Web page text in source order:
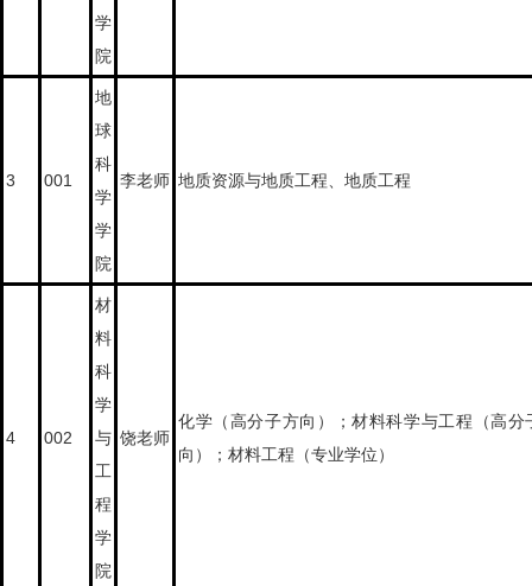
学
院
3 001
地
球
科
学
学
院
李老师 地质资源与地质工程、地质工程
4 002
材
料
科
学
与
工
程
学
院
饶老师
化学（高分子方向）；材料科学与工程（高分
向）；材料工程（专业学位）